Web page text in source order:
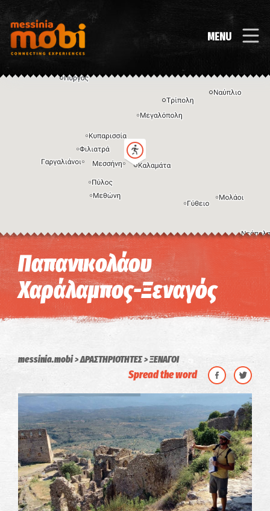
MENU
Η εικόνα ενδέχεται να υπόκειται σε πνευματικά δικαιώματα Όροι
Παπανικολάου
Χαράλαμπος-Ξεναγός
messinia.mobi ΔΡΑΣΤΗΡΙΟΤΗΤΕΣ ΞΕΝΑΓΟΙ
Spread the word